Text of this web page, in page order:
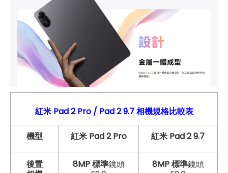
紅米 Pad 2Pro/ Pad 2 9.7相機規格比較表
機型 紅米 Pad 2 Pro 紅米 Pad 2 9.7
後置
8MP 標準鏡頭
8MP 標準鏡頭